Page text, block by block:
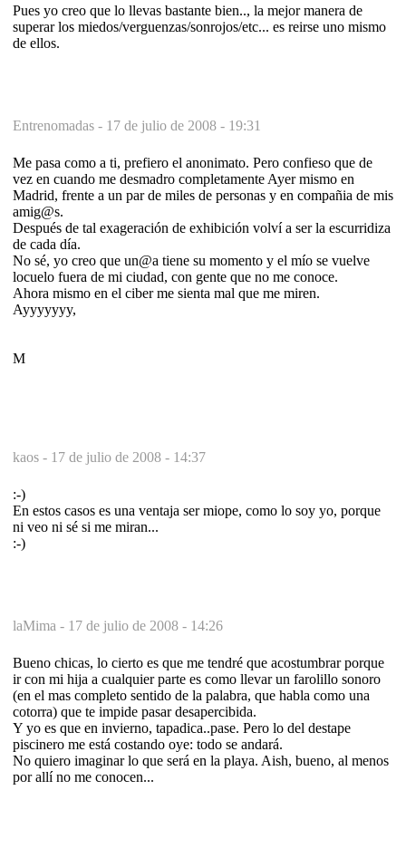
Pues yo creo que lo llevas bastante bien.., la mejor manera de
superar los miedos/verguenzas/sonrojos/etc... es reirse uno mismo
de ellos.
Entrenomadas - 17 de julio de 2008 - 19:31
Me pasa como a ti, prefiero el anonimato. Pero confieso que de
vez en cuando me desmadro completamente Ayer mismo en
Madrid, frente a un par de miles de personas y en compañia de mis
amig@s.
Después de tal exageración de exhibición volví a ser la escurridiza
de cada día.
No sé, yo creo que un@a tiene su momento y el mío se vuelve
locuelo fuera de mi ciudad, con gente que no me conoce.
Ahora mismo en el ciber me sienta mal que me miren.
Ayyyyyyy,
M
kaos - 17 de julio de 2008 - 14:37
:-)
En estos casos es una ventaja ser miope, como lo soy yo, porque
ni veo ni sé si me miran...
:-)
laMima - 17 de julio de 2008 - 14:26
Bueno chicas, lo cierto es que me tendré que acostumbrar porque
ir con mi hija a cualquier parte es como llevar un farolillo sonoro
(en el mas completo sentido de la palabra, que habla como una
cotorra) que te impide pasar desapercibida.
Y yo es que en invierno, tapadica..pase. Pero lo del destape
piscinero me está costando oye: todo se andará.
No quiero imaginar lo que será en la playa. Aish, bueno, al menos
por allí no me conocen...